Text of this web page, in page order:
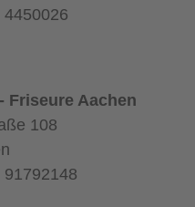
4450026
Friseure Aachen
108
91792148